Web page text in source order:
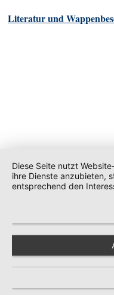
Literatur und
Diese Seite nutzt
ihre Dienste anzubieten,
entsprechend den